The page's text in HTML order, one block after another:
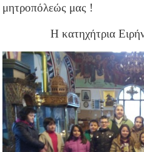
μητροπόλεώς μας !
Η κατηχήτρια